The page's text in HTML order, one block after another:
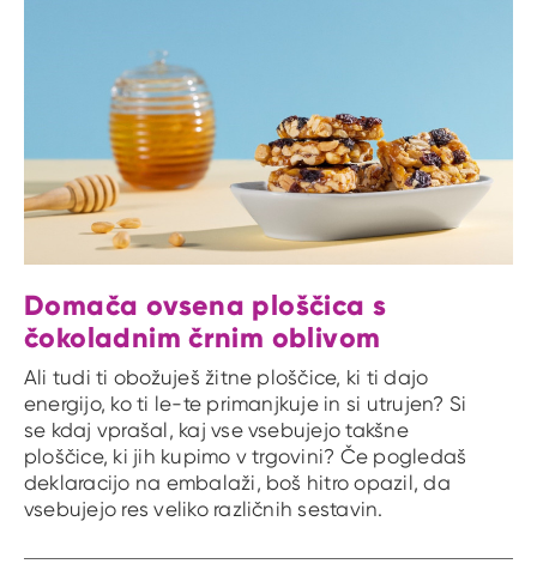
Domača ovsena ploščica s
čokoladnim črnim oblivom
Ali tudi ti obožuješ žitne ploščice, ki ti dajo
energijo, ko ti le-te primanjkuje in si utrujen? Si
se kdaj vprašal, kaj vse vsebujejo takšne
ploščice, ki jih kupimo v trgovini? Če pogledaš
deklaracijo na embalaži, boš hitro opazil, da
vsebujejo res veliko različnih sestavin.